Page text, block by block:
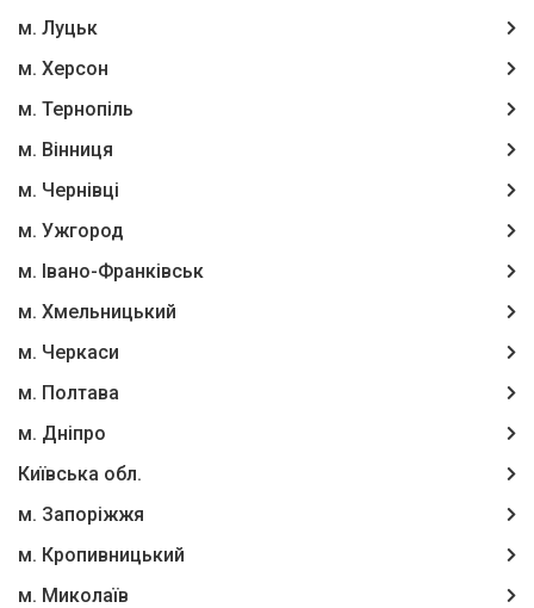
м. Луцьк
м. Херсон
м. Тернопіль
м. Вінниця
м. Чернівці
м. Ужгород
м. Івано-Франківськ
м. Хмельницький
м. Черкаси
м. Полтава
м. Дніпро
Київська обл.
м. Запоріжжя
м. Кропивницький
м. Миколаїв